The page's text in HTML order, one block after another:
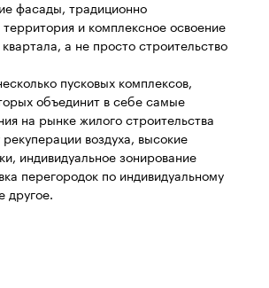
фасады, традиционно
территория и комплексное освоение
а не просто строительство
пусковых комплексов,
объединит в себе самые
на рынке жилого строительства
воздуха, высокие
индивидуальное зонирование
перегородок по индивидуальному
другое.